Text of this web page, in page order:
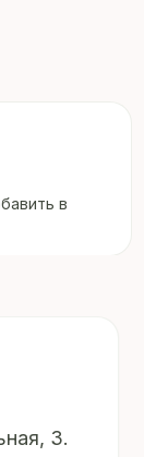
в
3.